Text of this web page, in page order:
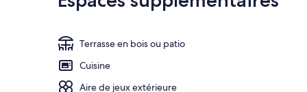
Terrasse en bois ou patio
Cuisine
Aire de jeux extérieure